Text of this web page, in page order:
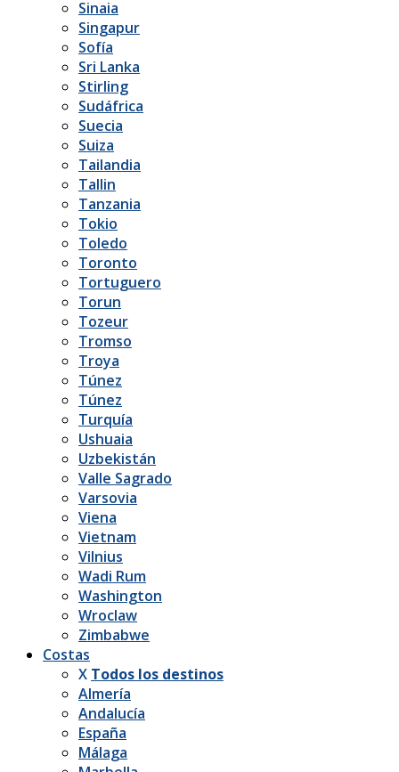
Sinaia
Singapur
Sofía
Sri Lanka
Stirling
Sudáfrica
Suecia
Suiza
Tailandia
Tallin
Tanzania
Tokio
Toledo
Toronto
Tortuguero
Torun
Tozeur
Tromso
Troya
Túnez
Túnez
Turquía
Ushuaia
Uzbekistán
Valle Sagrado
Varsovia
Viena
Vietnam
Vilnius
Wadi Rum
Washington
Wroclaw
Zimbabwe
Costas
X Todos los destinos
Almería
Andalucía
España
Málaga